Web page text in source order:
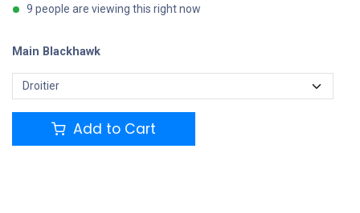
9 people are viewing this right now
Main Blackhawk
Add to Cart